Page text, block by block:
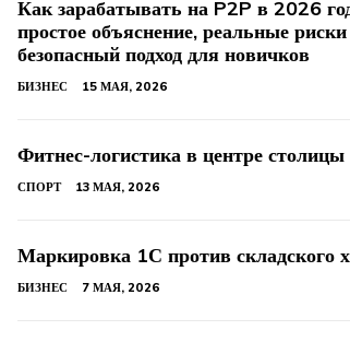
Как зарабатывать на P2P в 2026
простое объяснение, реальные
безопасный подход для новичков
БИЗНЕС 15 МАЯ, 2026
Фитнес-логистика в центре столицы
СПОРТ 13 МАЯ, 2026
Маркировка 1С против складского
БИЗНЕС 7 МАЯ, 2026